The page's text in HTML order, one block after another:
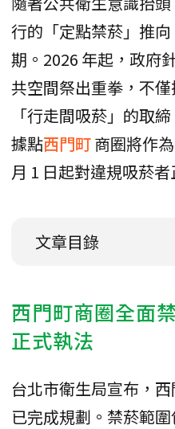
行的「定點禁菸」推
期。2026 年起，政府
共空間祭出重拳，不
「行走間吸菸」的取
據點西門町商圈將作
月 1 日起對違規吸菸者
文章目錄
西門町商圈全面
正式執法
台北市衛生局宣布，西
已完成規劃。禁菸範